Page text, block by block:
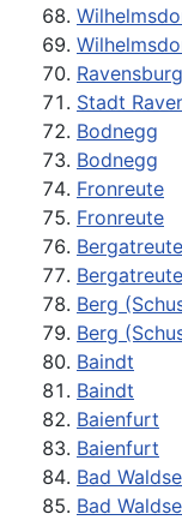
Ravensburg
Stadt
Bodnegg
Bodnegg
Fronreute
Fronreute
Bergatreute
Bergatreute
Berg
Berg
Baindt
Baindt
Baienfurt
Baienfurt
Bad
Bad